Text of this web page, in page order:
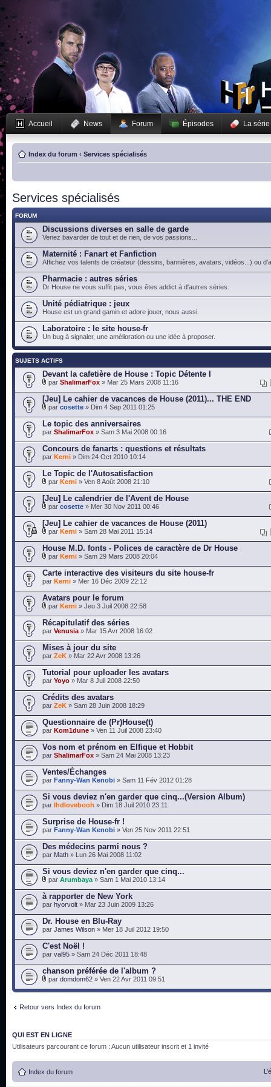
Accueil News Forum Épisodes La série
Index du forum ‹ Services spécialisés
Services spécialisés
FORUM
Discussions diverses en salle de garde
Venez bavarder de tout et de rien, de vos passions...
Maternité : Fanart et Fanfiction
Affichez vos talents de créateur (dessins, bannières, avatars, vidéos...) ou
Pharmacie : autres séries
Dr House ne vous suffit pas, vous êtes addict à d'autres séries.
Unité pédiatrique : jeux
House est un grand gamin et adore jouer, nous aussi.
Laboratoire : le site house-fr
Un bug à signaler, une amélioration ou une idée à proposer.
SUJETS ACTIFS
Devant la cafetière de House : Topic Détente I
par ShalimarFox » Mar 25 Mars 2008 11:16
[Jeu] Le cahier de vacances de House (2011)... THE END
par cosette » Dim 4 Sep 2011 01:25
Le topic des anniversaires
par ShalimarFox » Sam 3 Mai 2008 00:16
Concours de fanarts : questions et résultats
par Kerni » Dim 24 Oct 2010 10:14
Le Topic de l'Autosatisfaction
par Kerni » Ven 8 Août 2008 21:10
[Jeu] Le calendrier de l'Avent de House
par cosette » Mer 30 Nov 2011 00:46
[Jeu] Le cahier de vacances de House (2011)
par Kerni » Sam 28 Mai 2011 15:14
House M.D. fonts - Polices de caractère de Dr House
par Kerni » Sam 29 Mars 2008 20:04
Carte interactive des visiteurs du site house-fr
par Kerni » Mer 16 Déc 2009 22:12
Avatars pour le forum
par Kerni » Jeu 3 Juil 2008 22:58
Récapitulatif des séries
par Venusia » Mar 15 Avr 2008 16:02
Mises à jour du site
par ZeK » Mar 22 Avr 2008 13:26
Tutorial pour uploader les avatars
par Yoyo » Mar 8 Juil 2008 22:50
Crédits des avatars
par ZeK » Sam 28 Juin 2008 18:29
Questionnaire de (Pr)House(t)
par Kom1dune » Ven 11 Juil 2008 23:40
Vos nom et prénom en Elfique et Hobbit
par ShalimarFox » Sam 24 Mai 2008 13:23
Ventes/Échanges
par Fanny-Wan Kenobi » Sam 11 Fév 2012 01:28
Si vous deviez n'en garder que cinq...(Version Album)
par lhdlovebooh » Dim 18 Juil 2010 23:11
Surprise de House-fr !
par Fanny-Wan Kenobi » Ven 25 Nov 2011 22:51
Des médecins parmi nous ?
par Math » Lun 26 Mai 2008 11:02
Si vous deviez n'en garder que cinq...
par Arumbaya » Sam 1 Mai 2010 13:14
à rapporter de New York
par hyorvolt » Mar 23 Juin 2009 13:26
Dr. House en Blu-Ray
par James Wilson » Mer 18 Juil 2012 19:50
C'est Noël !
par val95 » Sam 24 Déc 2011 18:48
chanson préférée de l'album ?
par domdom62 » Ven 22 Avr 2011 09:51
Retour vers Index du forum
QUI EST EN LIGNE
Utilisateurs parcourant ce forum : Aucun utilisateur inscrit et 1 invité
Index du forum